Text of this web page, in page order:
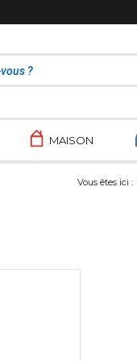
MAISON
Vous êtes ici :